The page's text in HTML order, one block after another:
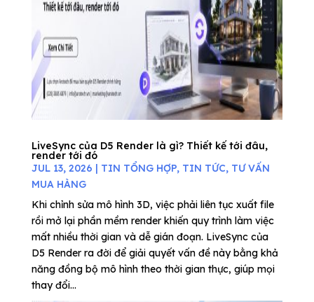
LiveSync của D5 Render là gì? Thiết kế tới đâu,
render tới đó
JUL 13, 2026 | TIN TỔNG HỢP, TIN TỨC, TƯ VẤN
MUA HÀNG
Khi chỉnh sửa mô hình 3D, việc phải liên tục xuất file
rồi mở lại phần mềm render khiến quy trình làm việc
mất nhiều thời gian và dễ gián đoạn. LiveSync của
D5 Render ra đời để giải quyết vấn đề này bằng khả
năng đồng bộ mô hình theo thời gian thực, giúp mọi
thay đổi...